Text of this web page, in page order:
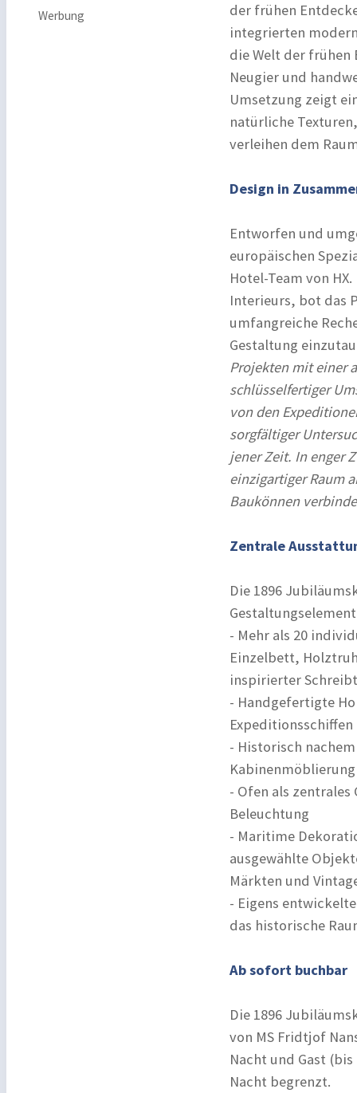
Werbung
der frühen
integrierten
die Welt der frühen
Neugier und
Umsetzung zeigt
natürliche
verleihen dem
Design in
Entworfen und
europäischen
Hotel-Team von
Interieurs, bot das
umfangreiche
Gestaltung
Projekten mit einer
schlüsselfertiger
von den
sorgfältiger
jener Zeit. In enger
einzigartiger Raum
Baukönnen
Zentrale
Die 1896
- Mehr als 20
Einzelbett,
inspirierter
- Handgefertigte
- Historisch
- Ofen als
Beleuchtung
- Maritime
ausgewählte
Märkten und
- Eigens
das historische
Ab sofort buchbar
Die 1896
von MS Fridtjof
Nacht und Gast
Nacht begrenzt.